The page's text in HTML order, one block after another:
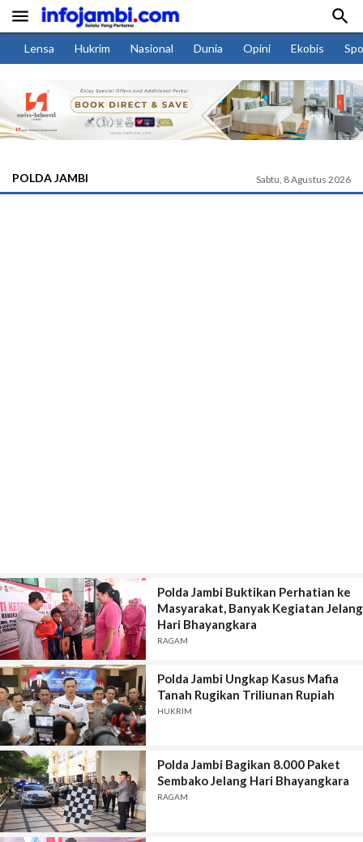
 
Lensa Hukrim Nasional Dunia Opini Ekobis
POLDA JAMBI Sabtu, 8 Agustus 2026
Polda Jambi Buktikan Perhatian ke
Masyarakat, Banyak Kegiatan Jelang
Hari Bhayangkara
RAGAM
Polda Jambi Ungkap Kasus Mafia
Tanah Rugikan Triliunan Rupiah
HUKRIM
Polda Jambi Bagikan 8.000 Paket
Sembako Jelang Hari Bhayangkara
RAGAM